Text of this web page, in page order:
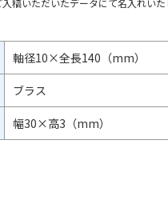
稿いただいたデータにて名入れいた
軸径10×全長140（mm）
ブラス
幅30×高3（mm）